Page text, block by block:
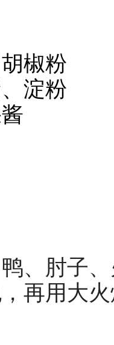
椒粉
淀粉
、肘子
再用大